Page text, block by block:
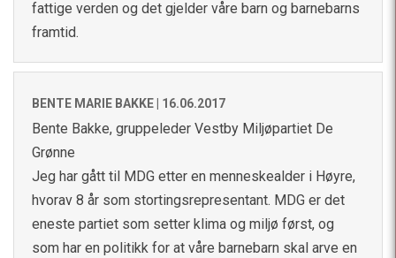
fattige verden og det gjelder våre barn og barnebarns
framtid.
BENTE MARIE BAKKE | 16.06.2017
Bente Bakke, gruppeleder Vestby Miljøpartiet De
Grønne
Jeg har gått til MDG etter en menneskealder i Høyre,
hvorav 8 år som stortingsrepresentant. MDG er det
eneste partiet som setter klima og miljø først, og
som har en politikk for at våre barnebarn skal arve en